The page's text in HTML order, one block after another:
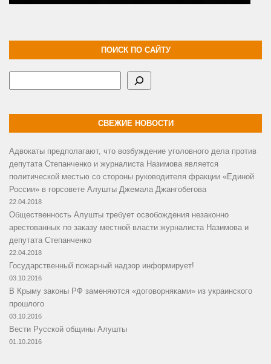
ПОИСК ПО САЙТУ
СВЕЖИЕ НОВОСТИ
Адвокаты предполагают, что возбуждение уголовного дела против
депутата Степанченко и журналиста Назимова является
политической местью со стороны руководителя фракции «Единой
России» в горсовете Алушты Джемала Джангобегова
22.04.2018
Общественность Алушты требует освобождения незаконно
арестованных по заказу местной власти журналиста Назимова и
депутата Степанченко
22.04.2018
Государственный пожарный надзор информирует!
03.10.2016
В Крыму законы РФ заменяются «договорняками» из украинского
прошлого
03.10.2016
Вести Русской общины Алушты
01.10.2016